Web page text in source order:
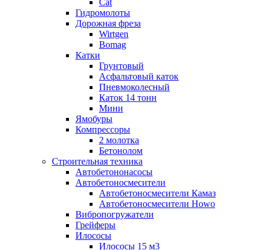
Cat
Гидромолоты
Дорожная фреза
Wirtgen
Bomag
Катки
Грунтовый
Асфальтовый каток
Пневмоколесный
Каток 14 тонн
Мини
Ямобуры
Компрессоры
2 молотка
Бетонолом
Строительная техника
Автобетононасосы
Автобетоносмесители
Автобетоносмесители Камаз
Автобетоносмесители Howo
Вибропогружатели
Грейферы
Илососы
Илососы 15 м3